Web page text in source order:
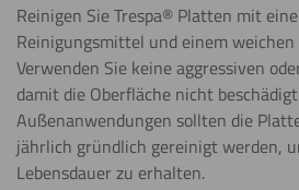
Kleben
Weitere Informationen
Malen
Weitere Informationen
Reinigen Sie Trespa® Platten mit
Reinigungsmittel und einem weichen
Verwenden Sie keine aggressiven
damit die Oberfläche nicht
Außenanwendungen sollten die
jährlich gründlich gereinigt werden,
Lebensdauer zu erhalten.